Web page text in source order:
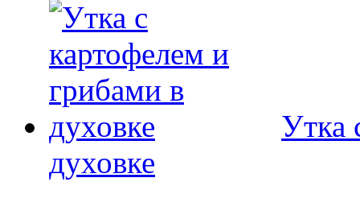
Утка
духовке